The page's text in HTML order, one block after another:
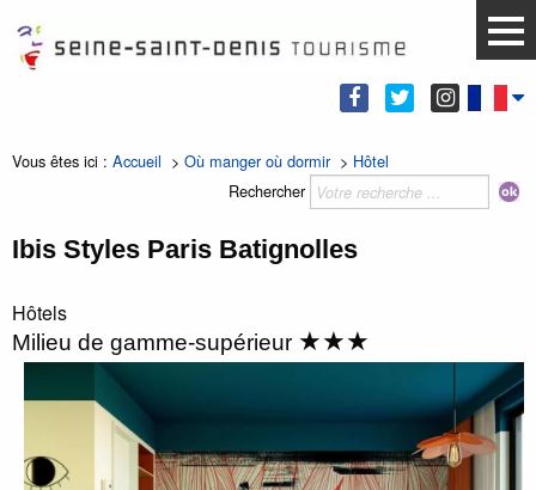
Vous êtes ici : Accueil > Où manger où dormir> Hôtel
Rechercher
Ibis Styles Paris Batignolles
Hôtels
Milieu de gamme-supérieur ★★★